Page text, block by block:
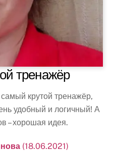
тренажёр
крутой тренажёр,
удобный и логичный! А
– хорошая идея.
(18.06.2021)